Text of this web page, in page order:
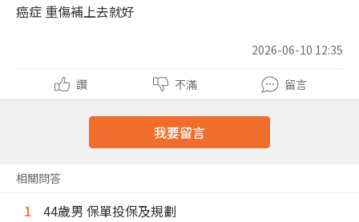
癌症 重傷補上去就好
2026-06-10 12:35
讚 不滿 留言
我要留言
相關問答
1 44歲男 保單投保及規劃